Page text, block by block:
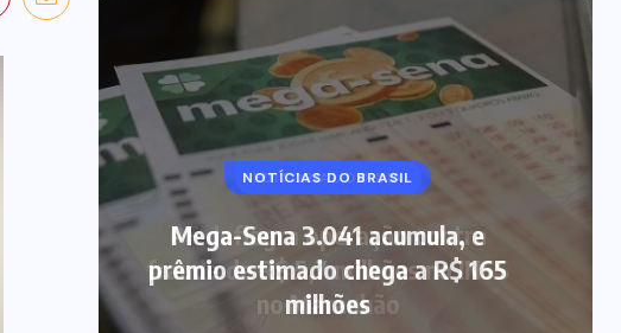
NOTÍCIAS DO BRASIL
Mega-Sena 3.041 acumula, e
prêmio estimado chega a R$ 165
milhões